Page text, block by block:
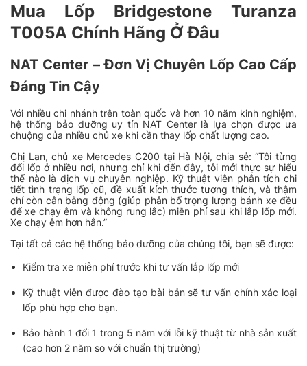
Mua Lốp Bridgestone Turanza
T005A Chính Hãng Ở Đâu
NAT Center – Đơn Vị Chuyên Lốp Cao Cấp
Đáng Tin Cậy
Với nhiều chi nhánh trên toàn quốc và hơn 10 năm kinh nghiệm,
hệ thống bảo dưỡng uy tín NAT Center là lựa chọn được ưa
chuộng của nhiều chủ xe khi cần thay lốp chất lượng cao.
Chị Lan, chủ xe Mercedes C200 tại Hà Nội, chia sẻ:“Tôi từng
đổi lốp ở nhiều nơi, nhưng chỉ khi đến đây, tôi mới thực sự hiểu
thế nào là dịch vụ chuyên nghiệp. Kỹ thuật viên phân tích chi
tiết tình trạng lốp cũ, đề xuất kích thước tương thích, và thậm
chí còn cân bằng động (giúp phân bố trọng lượng bánh xe đều
để xe chạy êm và không rung lắc) miễn phí sau khi lắp lốp mới.
Xe chạy êm hơn hẳn.”
Tại tất cả các hệ thống bảo dưỡng của chúng tôi, bạn sẽ được:
Kiểm tra xe miễn phí trước khi tư vấn lắp lốp mới
Kỹ thuật viên được đào tạo bài bản sẽ tư vấn chính xác loại
lốp phù hợp cho bạn.
Bảo hành 1 đổi 1 trong 5 năm với lỗi kỹ thuật từ nhà sản xuất
(cao hơn 2 năm so với chuẩn thị trường)